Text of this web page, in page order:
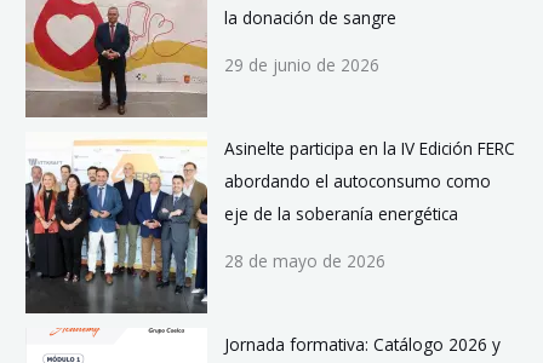
la donación de sangre
29 de junio de 2026
Asinelte participa en la IV Edición FERC
abordando el autoconsumo como
eje de la soberanía energética
28 de mayo de 2026
Jornada formativa: Catálogo 2026 y